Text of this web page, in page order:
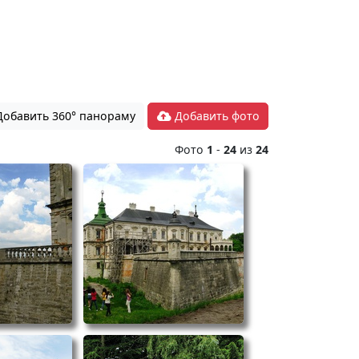
360° панораму Добавить фото
Фото 1 -24 из24